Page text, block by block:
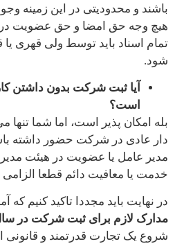
باشند و محدودیتی در این زمینه
هیچ وجه حق امضا و حق عضویت در
تمام اسناد باید توسط ولی قهری یا
شود.
آیا ثبت شرکت بدون داشتن
است؟
بله امکان پذیر است، اما شما تنها
دار عادی در شرکت حضور داشته
مدیر عامل یا عضویت در هیئت
خدمت یا معافیت دائم قطعا
در نهایت باید مجددا تاکید کنیم که
مدارک لازم برای ثبت شرکت در
شروع یک تجارت قدرتمند و قانونی